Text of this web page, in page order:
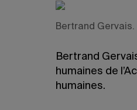
Bertrand Gervais.
Bertrand
humaines de
humaines.